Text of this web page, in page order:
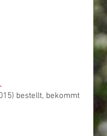
bestellt, bekommt